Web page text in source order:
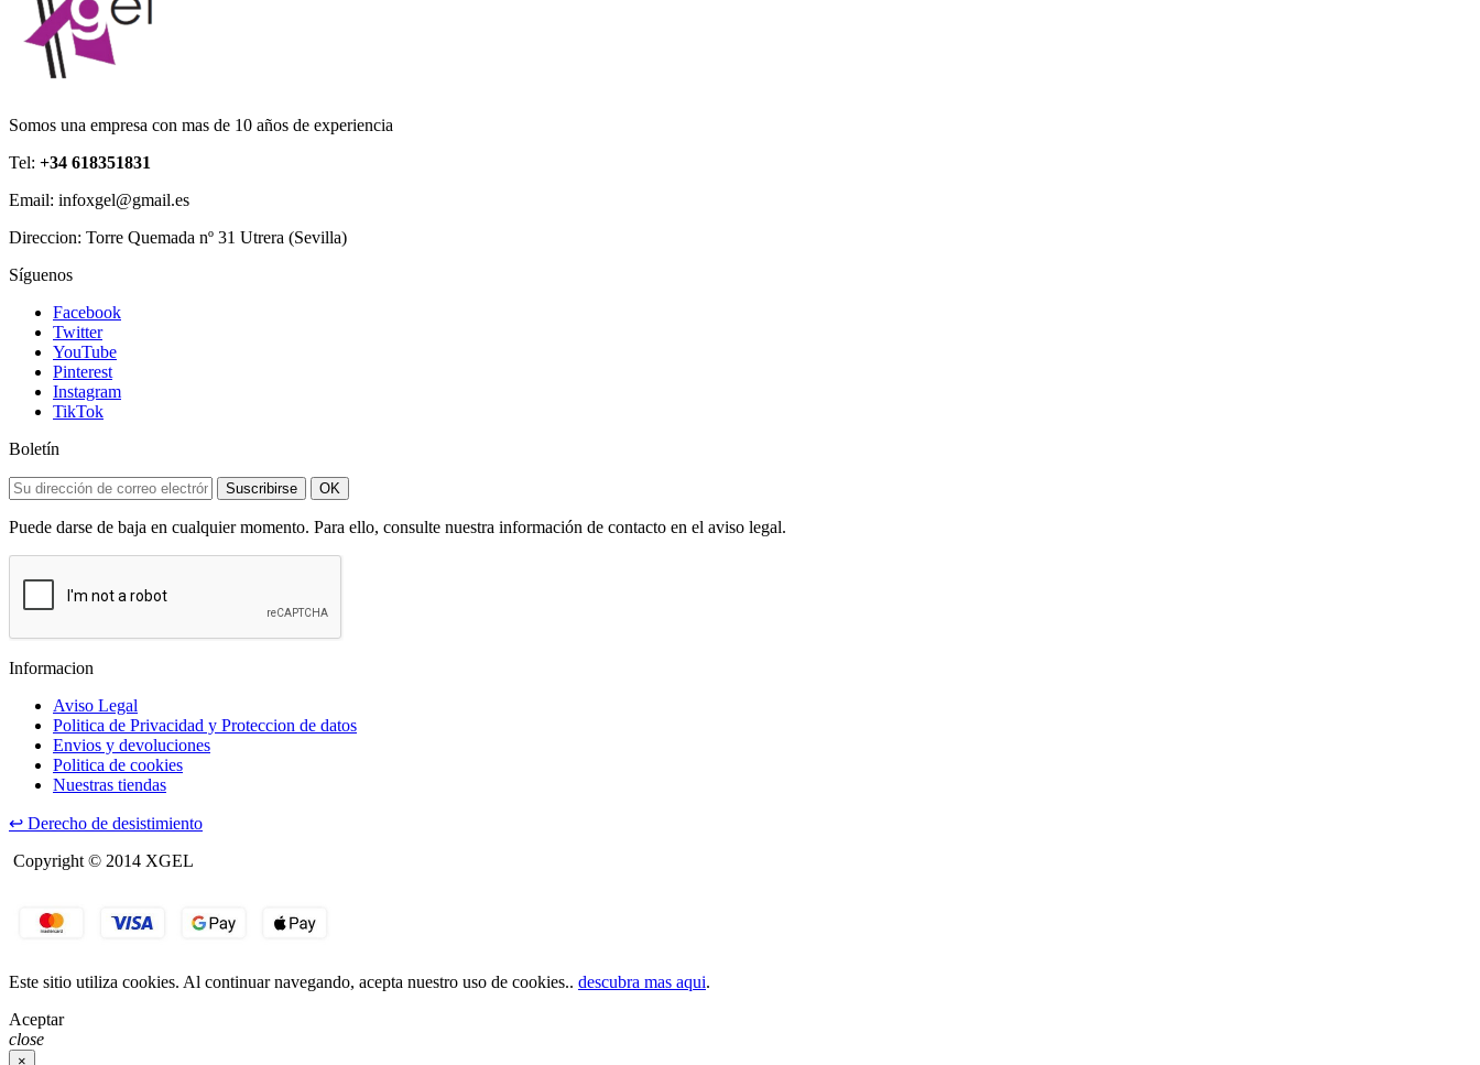
Somos una empresa con mas de 10 años de experiencia
Tel: +34 618351831
Email: infoxgel@gmail.es
Direccion: Torre Quemada nº 31 Utrera (Sevilla)
Síguenos
Facebook
Twitter
YouTube
Pinterest
Instagram
TikTok
Boletín
Suscribirse OK
Puede darse de baja en cualquier momento. Para ello, consulte nuestra información de contacto en el aviso legal.
Informacion
Aviso Legal
Politica de Privacidad y Proteccion de datos
Envios y devoluciones
Politica de cookies
Nuestras tiendas
↩ Derecho de desistimiento
Copyright © 2014 XGEL
Este sitio utiliza cookies. Al continuar navegando, acepta nuestro uso de cookies.. descubra mas aqui.
Aceptar
close
×